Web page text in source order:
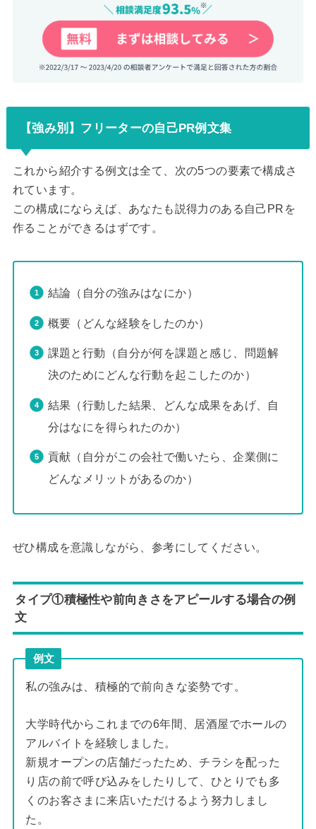
【強み別】フリーターの自己PR例文集
これから紹介する例文は全て、次の5つの要素で構成さ
れています。
この構成にならえば、あなたも説得力のある自己PRを
作ることができるはずです。
結論（自分の強みはなにか）
概要（どんな経験をしたのか）
課題と行動（自分が何を課題と感じ、問題解
決のためにどんな行動を起こしたのか）
結果（行動した結果、どんな成果をあげ、自
分はなにを得られたのか）
貢献（自分がこの会社で働いたら、企業側に
どんなメリットがあるのか）
ぜひ構成を意識しながら、参考にしてください。
タイプ①積極性や前向きさをアピールする場合の例
文
例文
私の強みは、積極的で前向きな姿勢です。
大学時代からこれまでの6年間、居酒屋でホールの
アルバイトを経験しました。
新規オープンの店舗だったため、チラシを配った
り店の前で呼び込みをしたりして、ひとりでも多
くのお客さまに来店いただけるよう努力しまし
た。